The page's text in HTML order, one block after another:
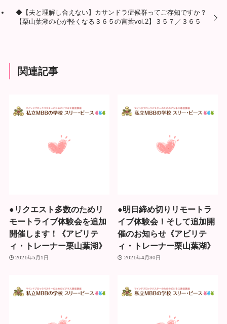
◆【夫と理解し合えない】カサンドラ症候群ってご存知ですか？
【栗山葉湖の心が軽くなる３６５の言葉vol.2】３５７／３６５
関連記事
●リクエスト多数のためリ
モートライブ体験会を追加
開催します！《アビリテ
ィ・トレーナー栗山葉湖》
2021年5月1日
●明日締め切りリモートラ
イブ体験会！そして追加開
催のお知らせ《アビリテ
ィ・トレーナー栗山葉湖》
2021年4月30日